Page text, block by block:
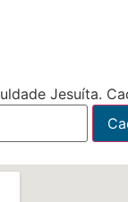
Jesuíta.